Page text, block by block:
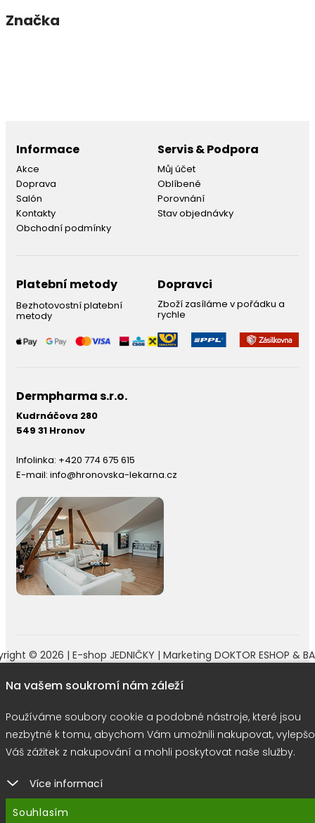
Značka
Informace
Akce
Doprava
Salón
Kontakty
Obchodní podmínky
Servis & Podpora
Můj účet
Oblíbené
Porovnání
Stav objednávky
Platební metody
Bezhotovostní platební
metody
Dopravci
Zboží zasíláme v pořádku a
rychle
Dermpharma s.r.o.
Kudrnáčova 280
549 31 Hronov
Infolinka: +420 774 675 615
E-mail: info@hronovska-lekarna.cz
© 2026 | E-shop JEDNIČKY | Marketing DOKTOR ESHOP &
Na vašem soukromí nám záleží
Používáme soubory cookie a podobné nástroje, které jsou
nezbytné k tomu, abychom Vám umožnili nakupovat,
Váš zážitek z nakupování a mohli poskytovat naše služby.
Více informací
Souhlasím